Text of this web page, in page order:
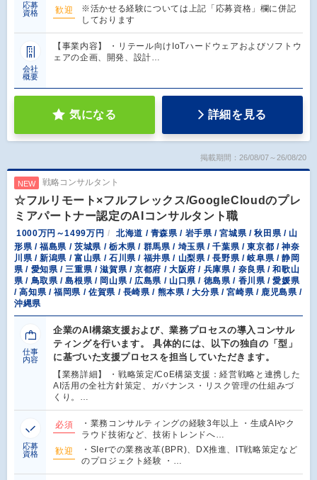
応募
資格
歓迎
※活かせる経験については上記「応募資格」欄に併記
しております
会社
概要
【事業内容】 ・リテール向けIoTハードウェアおよびソフトウ
ェアの企画、開発、設計…
気になる 詳細を見る
掲載期間：26/08/07～26/08/20
NEW 戦略コンサルタント
☆フルリモート×フルフレックス/GoogleCloudのプレ
ミアパートナー認定のAIコンサルタント職
1000万円～1499万円
北海道 / 青森県 / 岩手県 / 宮城県 / 秋田県 / 山
形県 / 福島県 / 茨城県 / 栃木県 / 群馬県 / 埼玉県 / 千葉県 / 東京都 / 神奈
川県 / 新潟県 / 富山県 / 石川県 / 福井県 / 山梨県 / 長野県 / 岐阜県 / 静岡
県 / 愛知県 / 三重県 / 滋賀県 / 京都府 / 大阪府 / 兵庫県 / 奈良県 / 和歌山
県 / 鳥取県 / 島根県 / 岡山県 / 広島県 / 山口県 / 徳島県 / 香川県 / 愛媛県
/ 高知県 / 福岡県 / 佐賀県 / 長崎県 / 熊本県 / 大分県 / 宮崎県 / 鹿児島県 /
沖縄県
仕事
内容
企業のAI構築支援および、業務プロセスの導入コンサル
ティングを行います。 具体的には、以下の独自の「型」
に基づいた支援プロセスを担当していただきます。
【業務詳細】 ・戦略策定/CoE構築支援：経営戦略と連携した
AI活用の全社方針策定、ガバナンス・リスク管理の仕組みづ
くり。…
応募
資格
必須
・業務コンサルティングの経験3年以上 ・生成AIやク
ラウド技術など、技術トレンドへ…
歓迎
・SIerでの業務改革(BPR)、DX推進、IT戦略策定など
のプロジェクト経験 ・…